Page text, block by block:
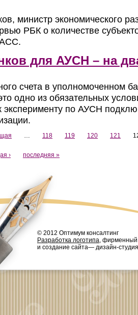
министр экономического
РБК о количестве
для АУСН – на
счета в уполномоченном
одно из обязательных
эксперименту по АУСН
… 118 119 120 121
› последняя »
© 2012 Оптимум консалтинг
Разработка логотипа, фирменный
и создание сайта— дизайн-